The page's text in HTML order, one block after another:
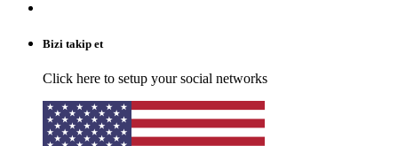
Bizi takip et
Click here to setup your social networks